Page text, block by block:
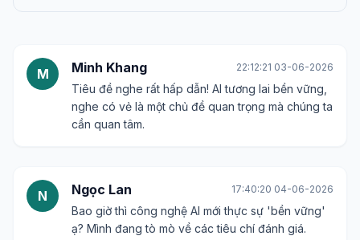
M Minh Khang 22:12:21 03-06-2026
Tiêu đề nghe rất hấp dẫn! AI tương lai bền vững,
nghe có vẻ là một chủ đề quan trọng mà chúng ta
cần quan tâm.
N Ngọc Lan 17:40:20 04-06-2026
Bao giờ thì công nghệ AI mới thực sự 'bền vững'
ạ? Mình đang tò mò về các tiêu chí đánh giá.